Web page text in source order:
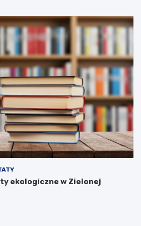
ekologiczne w Zielonej